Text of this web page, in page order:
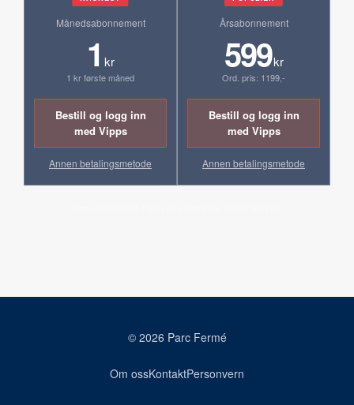
Månedsabonnement
1 kr
1 kr første måned
Bestill og logg inn
med Vipps
Annen betalingsmetode
Årsabonnement
599kr
Ord. pris: 1199,-
Bestill og logg inn
med Vipps
Annen betalingsmetode
© 2026 Parc Fermé
Om ossKontaktPersonvern